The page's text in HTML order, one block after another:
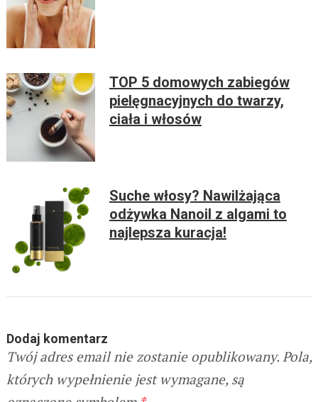
TOP 5 domowych zabiegów
pielęgnacyjnych do twarzy,
ciała i włosów
Suche włosy? Nawilżająca
odżywka Nanoil z algami to
najlepsza kuracja!
Dodaj komentarz
Twój adres email nie zostanie opublikowany.Pola,
których wypełnienie jest wymagane, są